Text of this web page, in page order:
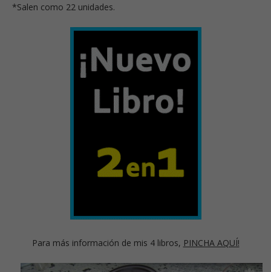
*Salen como 22 unidades.
Para más información de mis 4 libros, PINCHA AQUÍ!